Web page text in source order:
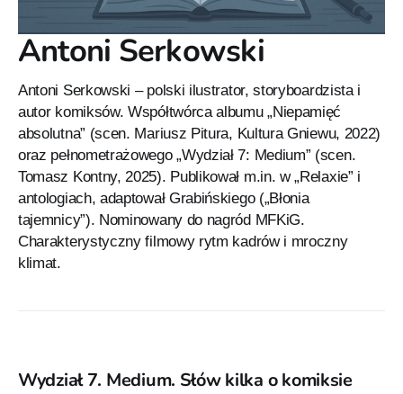
Antoni Serkowski
Antoni Serkowski – polski ilustrator, storyboardzista i
autor komiksów. Współtwórca albumu „Niepamięć
absolutna” (scen. Mariusz Pitura, Kultura Gniewu, 2022)
oraz pełnometrażowego „Wydział 7: Medium” (scen.
Tomasz Kontny, 2025). Publikował m.in. w „Relaxie” i
antologiach, adaptował Grabińskiego („Błonia
tajemnicy”). Nominowany do nagród MFKiG.
Charakterystyczny filmowy rytm kadrów i mroczny
klimat.
Wydział 7. Medium. Słów kilka o komiksie